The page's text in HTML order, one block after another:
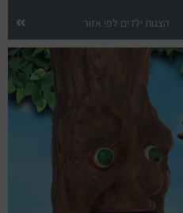
הצגות ילדים לפי אזור